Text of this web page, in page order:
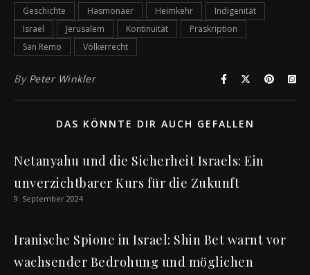
Geschichte Hasmonäer Heimkehr
Indigenität
Israel
Jerusalem Kontinuität
Präskription
San Remo
Völkerrecht
By Peter Winkler
DAS KÖNNTE DIR AUCH GEFALLEN
Netanyahu und die Sicherheit Israels: Ein
unverzichtbarer Kurs für die Zukunft
9. September 2024
Iranische Spione in Israel: Shin Bet warnt vor
wachsender Bedrohung und möglichen